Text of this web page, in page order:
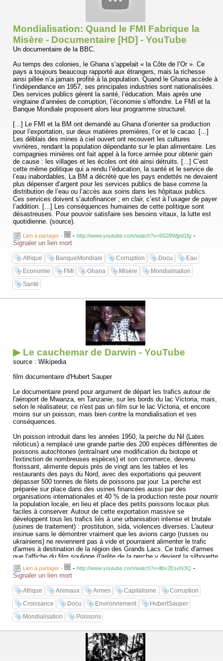
Mondialisation: Quand le FMI Fabrique la
Misère - Documentaire [HD] - YouTube
Un documentaire de la BBC.
Au temps des colonies, le Ghana s’appelait « la Côte de l’Or ». Ce
pays a toujours beaucoup rapporté aux étrangers, mais la richesse
ainsi pillée n’a jamais profité à la population. Quand le Ghana accède à
l’indépendance en 1957, ses principales industries sont nationalisées.
Des services publics gèrent la santé, l’éducation. Mais après une
vingtaine d’années de corruption, l’économie s’effondre. Le FMI et la
Banque Mondiale proposent alors leur programme structurel.
[...] Le FMI et la BM ont demandé au Ghana d’orienter sa production
pour l’exportation, sur deux matières premières, l’or et le cacao. [...]
Les déblais des mines à ciel ouvert ont recouvert les cultures
vivrières, rendant la population dépendante sur le plan alimentaire. Les
compagnies minières ont fait appel à la force armée pour obtenir gain
de cause : les villages et les écoles ont été ainsi détruits. [...] C’est
cette même politique qui a rendu l’éducation, la santé et le service de
l’eau inabordables, La BM a décrété que les pays endettés ne devaient
plus dépenser d’argent pour les services publics de base comme la
distribution de l’eau ou l’accès aux soins dans les hôpitaux publics.
Ces services doivent s’autofinancer ; en clair, c’est à l’usager de payer
l’addition. [...] Les conséquences humaines de cette politique sont
désastreuses. Pour pouvoir satisfaire ses besoins vitaux, la lutte est
quotidienne. (source).
Lien à partager - - http://www.youtube.com/watch?v=9S28Wjpd1fg -
Signaler un lien mort
Afrique BanqueMondiale Corruption Docu
Eau
Economie
FMI Ghana Misère
Mondialisation
Santé
▶ Le cauchemar de Darwin - YouTube
source : Wikipedia
film documentaire d'Hubert Sauper
Le documentaire prend pour argument de départ les trafics autour de
l'aéroport de Mwanza, en Tanzanie, sur les bords du lac Victoria, mais,
selon le réalisateur, ce n'est pas un film sur le lac Victoria, et encore
moins sur un poisson, mais bien contre la mondialisation et ses
conséquences.
Un poisson introduit dans les années 1950, la perche du Nil (Lates
niloticus) a remplacé une grande partie des 200 espèces différentes de
poissons autochtones (entraînant une modification du biotope et
l'extinction de nombreuses espèces) et son commerce, devenu
florissant, alimente depuis près de vingt ans les tables et les
restaurants des pays du Nord, avec des exportations qui peuvent
dépasser 500 tonnes de filets de poissons par jour. La perche est
préparée sur place dans des usines financées aussi par des
organisations internationales et 40 % de la production reste pour nourrir
la population locale, en lieu et place des petits poissons locaux plus
faciles à conserver. Autour de cette exportation massive se
développent tous les trafics liés à une urbanisation intense et brutale
(usines de traitement) : prostitution, sida, violences diverses. L'auteur
insinue sans le démontrer vraiment que les avions cargo (russes ou
ukrainiens) ne reviennent pas à vide et pourraient alimenter le trafic
d'armes à destination de la région des Grands Lacs. Ce trafic d'armes
que l'affiche du film souligne (l'arête de la perche y devient la silhouette
d'une kalachnikov), n'est jamais démontré au cours du documentaire
— ce qui a généré une vive polémique bien après la sortie du film.
Lien à partager - - http://www.youtube.com/watch?v=llbv2EseN3Q -
Signaler un lien mort
Afrique Animaux Armes Capitalisme
Corruption
Croissance
Docu Environnement
HubertSauper
Mondialisation
Poissons